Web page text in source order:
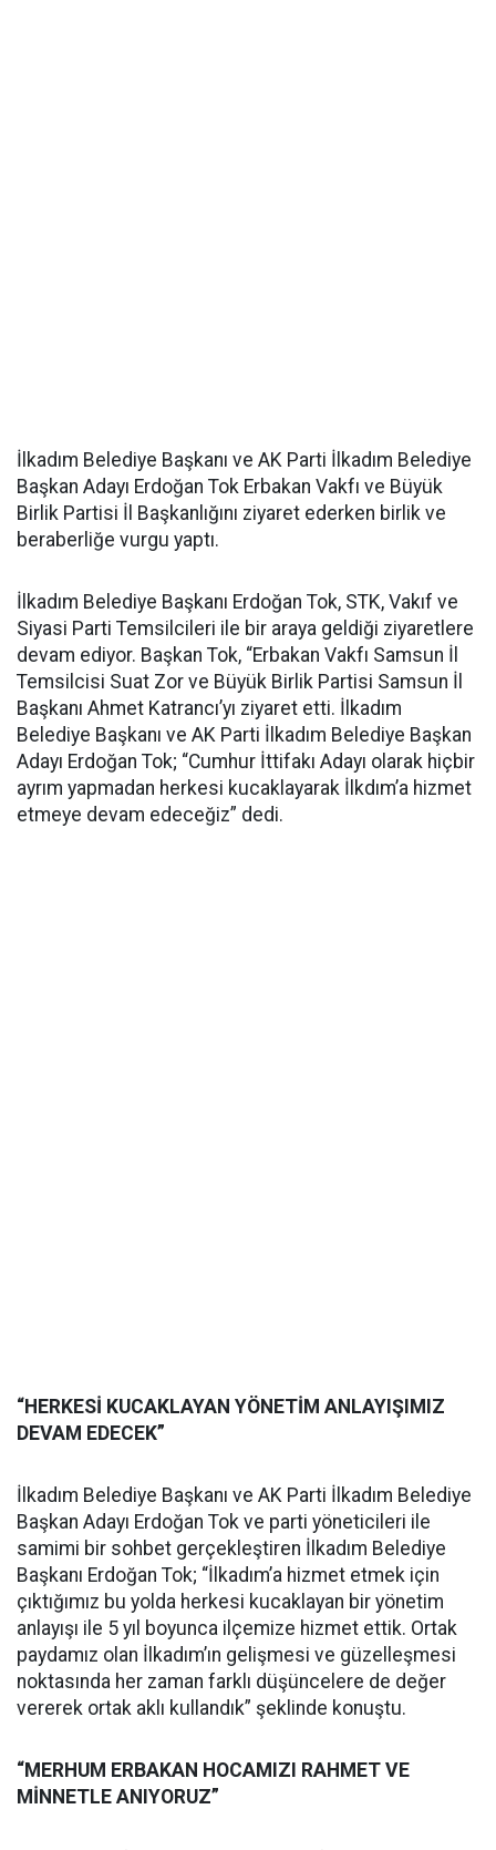
İlkadım Belediye Başkanı ve AK Parti İlkadım Belediye
Başkan Adayı Erdoğan Tok Erbakan Vakfı ve Büyük
Birlik Partisi İl Başkanlığını ziyaret ederken birlik ve
beraberliğe vurgu yaptı.
İlkadım Belediye Başkanı Erdoğan Tok, STK, Vakıf ve
Siyasi Parti Temsilcileri ile bir araya geldiği ziyaretlere
devam ediyor. Başkan Tok, “Erbakan Vakfı Samsun İl
Temsilcisi Suat Zor ve Büyük Birlik Partisi Samsun İl
Başkanı Ahmet Katrancı’yı ziyaret etti. İlkadım
Belediye Başkanı ve AK Parti İlkadım Belediye Başkan
Adayı Erdoğan Tok; “Cumhur İttifakı Adayı olarak hiçbir
ayrım yapmadan herkesi kucaklayarak İlkdım’a hizmet
etmeye devam edeceğiz” dedi.
“HERKESİ KUCAKLAYAN YÖNETİM ANLAYIŞIMIZ
DEVAM EDECEK”
İlkadım Belediye Başkanı ve AK Parti İlkadım Belediye
Başkan Adayı Erdoğan Tok ve parti yöneticileri ile
samimi bir sohbet gerçekleştiren İlkadım Belediye
Başkanı Erdoğan Tok; “İlkadım’a hizmet etmek için
çıktığımız bu yolda herkesi kucaklayan bir yönetim
anlayışı ile 5 yıl boyunca ilçemize hizmet ettik. Ortak
paydamız olan İlkadım’ın gelişmesi ve güzelleşmesi
noktasında her zaman farklı düşüncelere de değer
vererek ortak aklı kullandık” şeklinde konuştu.
“MERHUM ERBAKAN HOCAMIZI RAHMET VE
MİNNETLE ANIYORUZ”